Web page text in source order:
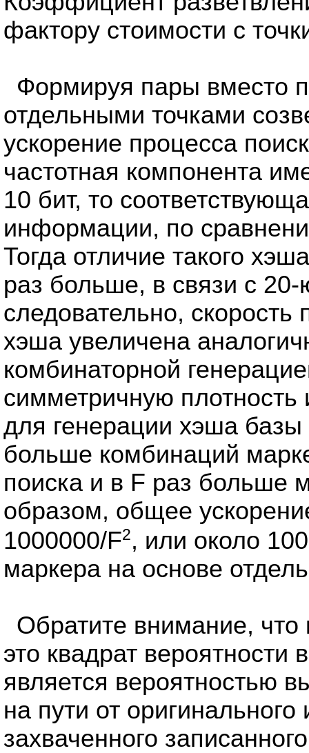
фактору стоимости с
Формируя пары вместо
отдельными точками
ускорение процесса
частотная компонента
10 бит, то
информации, по
Тогда отличие такого
раз больше, в связи с
следовательно,
хэша увеличена
комбинаторной
симметричную
для генерации хэша
больше комбинаций
поиска и в F раз больше
образом, общее
1000000/F2, или около
маркера на основе
Обратите внимание,
это квадрат вероятности
является вероятностью
на пути от
захваченного